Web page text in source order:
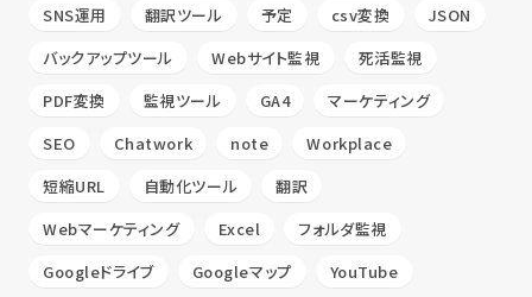
SNS運用
翻訳ツール 予定 csv変換
JSON
バックアップツール
Webサイト監視
死活監視
PDF変換
監視ツール GA4
マーケティング
SEO
Chatwork note
Workplace
短縮URL
自動化ツール
翻訳
Webマーケティング
Excel
フォルダ監視
Googleドライブ
Googleマップ
YouTube